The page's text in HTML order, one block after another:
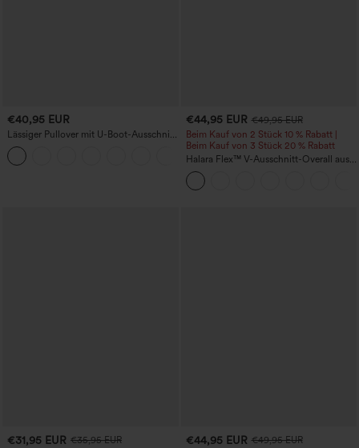
€40,95 EUR
Lässiger Pullover mit U-Boot-Ausschnitt
und Fledermausärmeln.
+1
€44,95 EUR €49,95 EUR
Beim Kauf von 2 Stück 10 % Rabatt |
Beim Kauf von 3 Stück 20 % Rabatt
Halara Flex™ V-Ausschnitt-Overall aus
gewaschenem Denim mit Taschen –
lässig
€31,95 EUR €35,95 EUR
€44,95 EUR €49,95 EUR